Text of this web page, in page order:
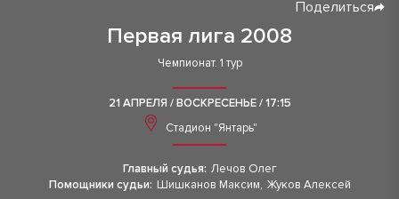
Первая лига 2008
Поделиться
Чемпионат. 1 тур
21 АПРЕЛЯ / ВОСКРЕСЕНЬЕ / 17:15
Стадион "Янтарь"
Главный судья: Лечов Олег
Помощники судьи: Шишканов Максим, Жуков Алексей